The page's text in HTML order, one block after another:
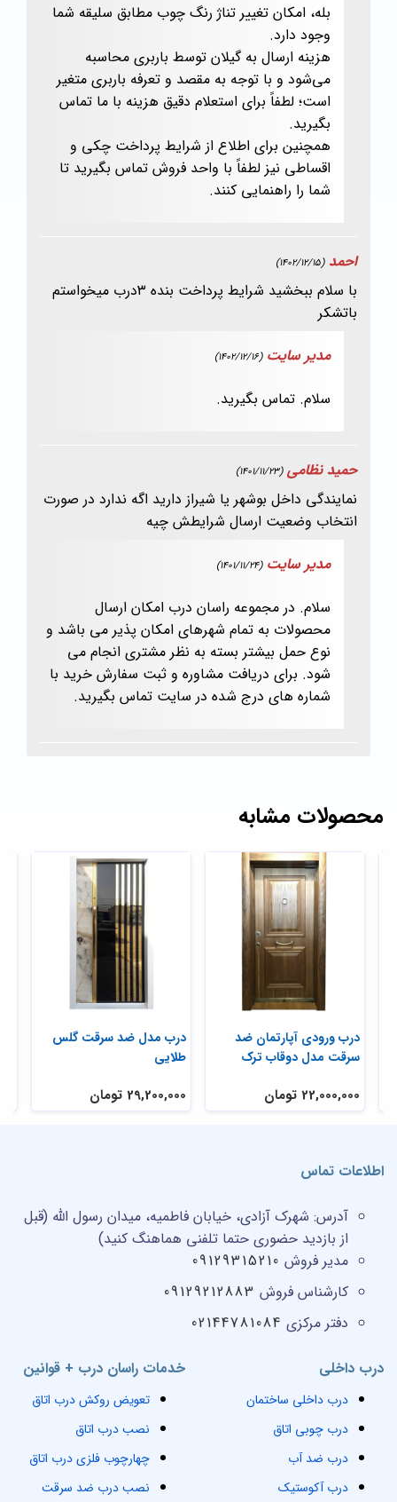
بله، امکان تغییر تناژ رنگ چوب مطابق سلیقه شما
وجود دارد.
هزینه ارسال به گیلان توسط باربری محاسبه
می‌شود و با توجه به مقصد و تعرفه باربری متغیر
است؛ لطفاً برای استعلام دقیق هزینه با ما تماس
بگیرید.
همچنین برای اطلاع از شرایط پرداخت چکی و
اقساطی نیز لطفاً با واحد فروش تماس بگیرید تا
شما را راهنمایی کنند.
احمد (1402/12/15)
با سلام ببخشید شرایط پرداخت بنده ۳درب میخواستم
باتشکر
مدیر سایت (1402/12/16)
سلام. تماس بگیرید.
حمید نظامی(1401/11/23)
نمایندگی داخل بوشهر یا شیراز دارید اگه ندارد در صورت
انتخاب وضعیت ارسال شرایطش چیه
مدیر سایت (1401/11/24)
سلام. در مجموعه راسان درب امکان ارسال
محصولات به تمام شهرهای امکان پذیر می باشد و
نوع حمل بیشتر بسته به نظر مشتری انجام می
شود. برای دریافت مشاوره و ثبت سفارش خرید با
شماره های درج شده در سایت تماس بگیرید.
محصولات مشابه
درب مدل ضد سرقت گلس
طلایی
29,200,000 تومان
درب ورودی آپارتمان ضد
سرقت مدل دوقاب ترک
22,000,000 تومان
خدمات راسان درب + قوانین
تعویض روکش درب اتاق
نصب درب اتاق
چهارچوب فلزی درب اتاق
نصب درب ضد سرقت
درب داخلی
درب داخلی ساختمان
درب چوبی اتاق
درب ضد آب
درب آکوستیک
اطلاعات تماس
آدرس: شهرک آزادی، خیابان فاطمیه، میدان رسول الله (قبل
از بازدید حضوری حتما تلفنی هماهنگ کنید)
مدیر فروش 09129315210
کارشناس فروش 09129212883
دفتر مرکزی 02144781084